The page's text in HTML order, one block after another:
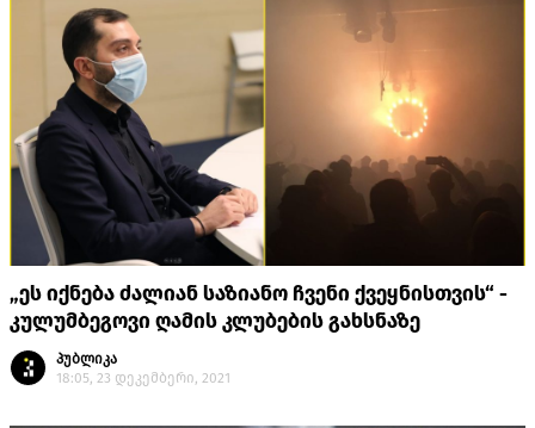
„ეს იქნება ძალიან საზიანო ჩვენი ქვეყნისთვის“ -
კულუმბეგოვი ღამის კლუბების გახსნაზე
პუბლიკა
18:05, 23 დეკემბერი, 2021